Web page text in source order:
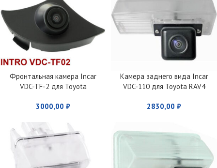
Фронтальная камера Incar
VDC-TF-2 для Toyota
3000,00 ₽
Камера заднего вида Incar
VDC-110 для Toyota RAV4
2830,00 ₽